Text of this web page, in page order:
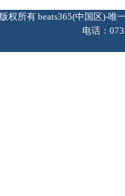
版权所有 beats365(中国区)-
电话：